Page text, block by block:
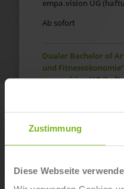
Zustimmung
Diese Webseite
empa.vision UG
Ab sofort
Dualer Bachelor of
und
empa.vision UG
Dualer Bachelor of
und
Ab sofort